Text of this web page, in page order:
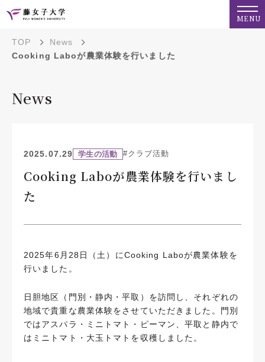
MENU
TOP
News
Cooking Laboが農業体験を行いました
News
2025.07.29 学生の活動 #クラブ活動
Cooking Laboが農業体験を行いまし
た
2025年6月28日（土）にCooking Laboが農業体験を
行いました。
日胆地区（門別・静内・平取）を訪問し、それぞれの
地域で貴重な農業体験をさせていただきました。門別
ではアスパラ・ミニトマト・ピーマン、平取と静内で
はミニトマト・大玉トマトを収穫しました。